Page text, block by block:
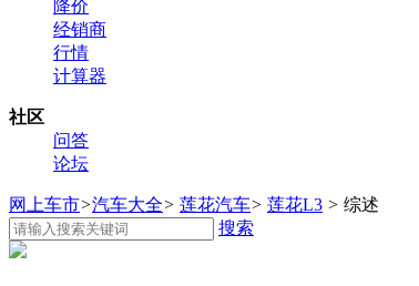
降价
经销商
行情
计算器
社区
问答
论坛
网上车市>汽车大全> 莲花汽车> 莲花L3 > 综述
搜索